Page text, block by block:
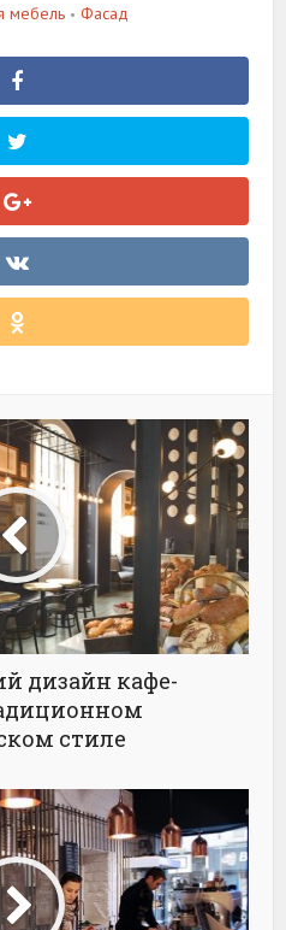
мебель • Фасад
дизайн кафе-
стиле